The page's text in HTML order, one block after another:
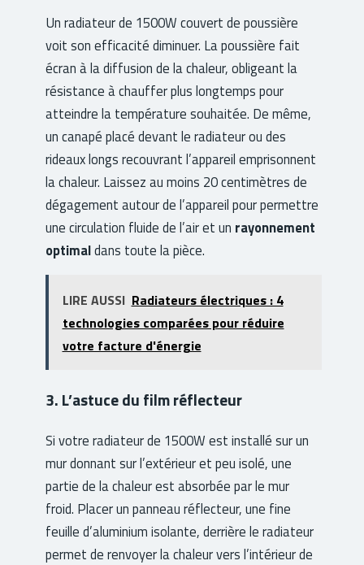
Un radiateur de 1500W couvert de poussière
voit son efficacité diminuer. La poussière fait
écran à la diffusion de la chaleur, obligeant la
résistance à chauffer plus longtemps pour
atteindre la température souhaitée. De même,
un canapé placé devant le radiateur ou des
rideaux longs recouvrant l’appareil emprisonnent
la chaleur. Laissez au moins 20 centimètres de
dégagement autour de l’appareil pour permettre
une circulation fluide de l’air et un rayonnement
optimaldans toute la pièce.
LIRE AUSSI Radiateurs électriques : 4
technologies comparées pour réduire
votre facture d'énergie
3. L’astuce du film réflecteur
Si votre radiateur de 1500W est installé sur un
mur donnant sur l’extérieur et peu isolé, une
partie de la chaleur est absorbée par le mur
froid. Placer un panneau réflecteur, une fine
feuille d’aluminium isolante, derrière le radiateur
permet de renvoyer la chaleur vers l’intérieur de